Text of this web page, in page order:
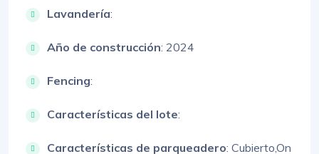
Lavandería:
Año de construcción: 2024
Fencing:
Características del lote:
Características de parqueadero: Cubierto,On